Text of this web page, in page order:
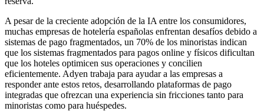
A pesar de la creciente adopción de la IA entre los consumidores,
muchas empresas de hotelería españolas enfrentan desafíos debido a
sistemas de pago fragmentados, un 70% de los minoristas indican
que los sistemas fragmentados para pagos online y físicos dificultan
que los hoteles optimicen sus operaciones y concilien
eficientemente. Adyen trabaja para ayudar a las empresas a
responder ante estos retos, desarrollando plataformas de pago
integradas que ofrezcan una experiencia sin fricciones tanto para
minoristas como para huéspedes.